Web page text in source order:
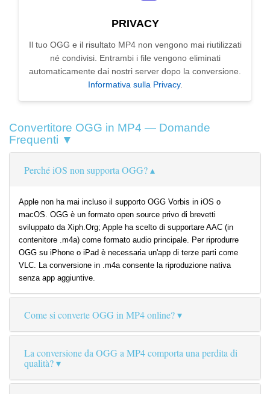
PRIVACY
Il tuo OGG e il risultato MP4 non vengono mai riutilizzati
né condivisi. Entrambi i file vengono eliminati
automaticamente dai nostri server dopo la conversione.
Informativa sulla Privacy.
Convertitore OGG in MP4 — Domande
Frequenti ▼
Perché iOS non supporta OGG?
Apple non ha mai incluso il supporto OGG Vorbis in iOS o
macOS. OGG è un formato open source privo di brevetti
sviluppato da Xiph.Org; Apple ha scelto di supportare AAC (in
contenitore .m4a) come formato audio principale. Per riprodurre
OGG su iPhone o iPad è necessaria un'app di terze parti come
VLC. La conversione in .m4a consente la riproduzione nativa
senza app aggiuntive.
Come si converte OGG in MP4 online?
La conversione da OGG a MP4 comporta una perdita di
qualità?